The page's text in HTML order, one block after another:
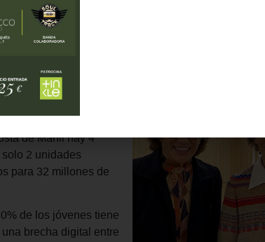
a otras regiones del mundo como África.
sobre la
para abordar
que
cuentan con
mental por cada
Europa)
unidades
de Marfil hay 4
2 unidades
para 32 millones de
de los jóvenes tiene
brecha digital entre